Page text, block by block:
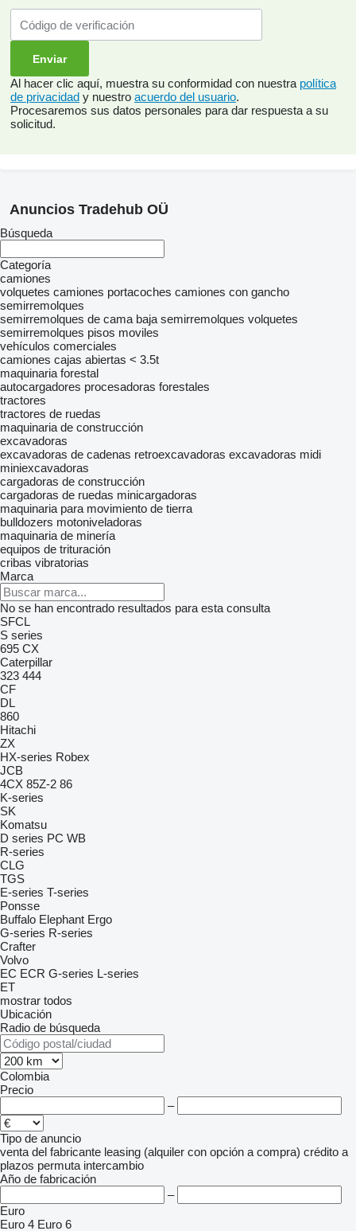
Al hacer clic aquí, muestra su conformidad con nuestra política
de privacidad y nuestro acuerdo del usuario.
Procesaremos sus datos personales para dar respuesta a su
solicitud.
Anuncios Tradehub OÜ
Búsqueda
Categoría
camiones
volquetes camiones portacoches camiones con gancho
semirremolques
semirremolques de cama baja semirremolques volquetes
semirremolques pisos moviles
vehículos comerciales
camiones cajas abiertas < 3.5t
maquinaria forestal
autocargadores procesadoras forestales
tractores
tractores de ruedas
maquinaria de construcción
excavadoras
excavadoras de cadenas retroexcavadoras excavadoras midi
miniexcavadoras
cargadoras de construcción
cargadoras de ruedas minicargadoras
maquinaria para movimiento de tierra
bulldozers motoniveladoras
maquinaria de minería
equipos de trituración
cribas vibratorias
Marca
No se han encontrado resultados para esta consulta
SFCL
S series
695 CX
Caterpillar
323 444
CF
DL
860
Hitachi
ZX
HX-series Robex
JCB
4CX 85Z-2 86
K-series
SK
Komatsu
D series PC WB
R-series
CLG
TGS
E-series T-series
Ponsse
Buffalo Elephant Ergo
G-series R-series
Crafter
Volvo
EC ECR G-series L-series
ET
mostrar todos
Ubicación
Radio de búsqueda
Colombia
Precio
–
Tipo de anuncio
venta del fabricante leasing (alquiler con opción a compra) crédito a
plazos permuta intercambio
Año de fabricación
–
Euro
Euro 4 Euro 6